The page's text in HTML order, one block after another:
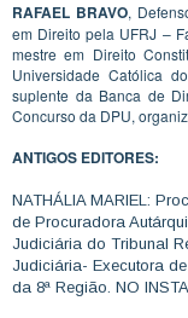
RAFAEL BRAVO,
em Direito pela UFRJ –
mestre em Direito
Universidade Católica
suplente da Banca de
Concurso da DPU,
ANTIGOS EDITORES:
NATHÁLIA MARIEL:
de Procuradora
Judiciária do Tribunal
Judiciária- Executora
da 8ª Região. NO